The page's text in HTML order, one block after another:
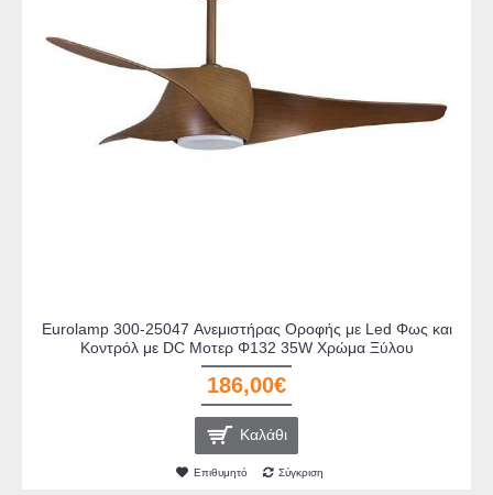
Eurolamp 300-25047 Ανεμιστήρας Οροφής με Led Φως και
Κοντρόλ με DC Μοτερ Φ132 35W Χρώμα Ξύλου
186,00€
Καλάθι
Επιθυμητό Σύγκριση